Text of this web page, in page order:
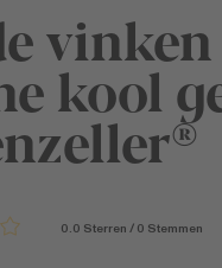
kool
0.0 Sterren / 0 Stemmen